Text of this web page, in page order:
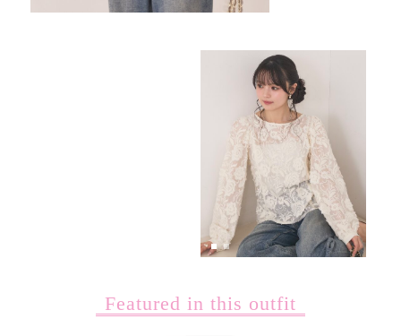
Featured in this outfit